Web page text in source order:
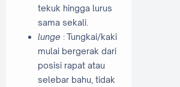
tekuk hingga lurus
sama sekali.
lunge :Tungkai/kaki
mulai bergerak dari
posisi rapat atau
selebar bahu, tidak